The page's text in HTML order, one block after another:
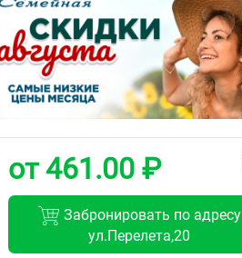
от 461.00 ₽
Забронировать по адресу
ул.Перелета,20